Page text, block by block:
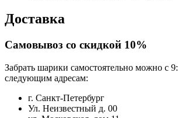
Доставка
Самовывоз со скидкой 10%
Забрать шарики самостоятельно можно с
следующим адресам:
г. Санкт-Петербург
Ул. Неизвестный д. 00